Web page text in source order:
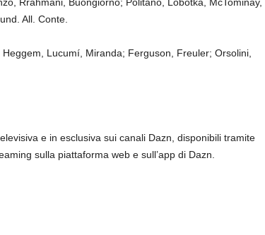
All. Conte.
Lucumí, Miranda; Ferguson, Freuler; Orsolini,
e in esclusiva sui canali Dazn, disponibili tramite
sulla piattaforma web e sull’app di Dazn.